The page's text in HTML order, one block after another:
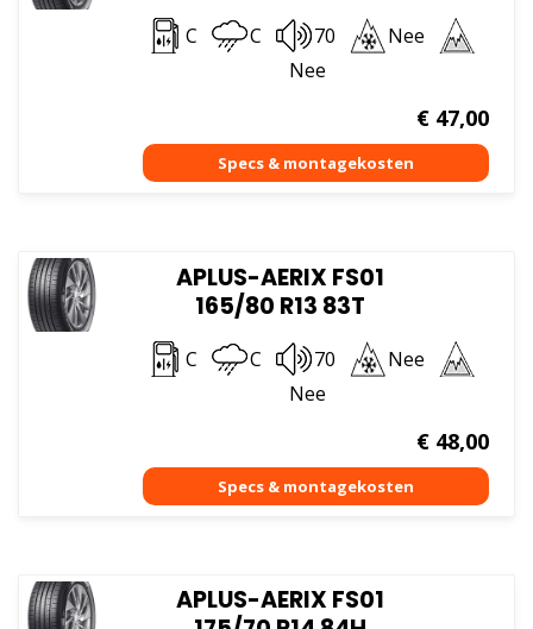
C C 70
Nee
Nee
€47,00
APLUS-AERIX FS01
165/80 R13 83T
C C 70
Nee
Nee
€48,00
APLUS-AERIX FS01